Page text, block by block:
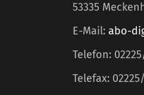
53335
E-Mail: abo-
Telefon:
Telefax: